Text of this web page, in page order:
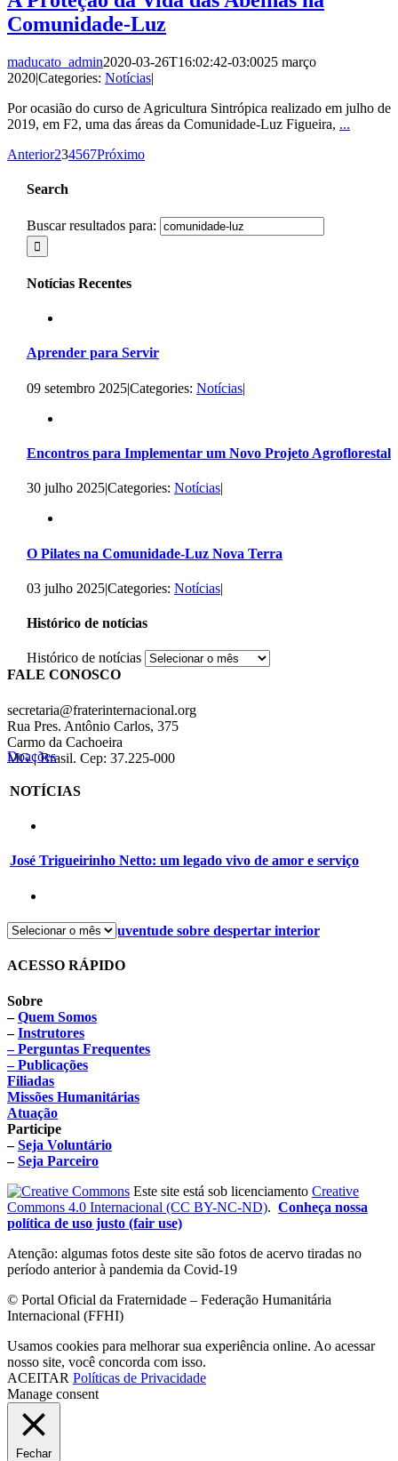
Comunidade-Luz
maducato_admin2020-03-26T16:02:42-03:0025 março
2020|Categories: Notícias|
Por ocasião do curso de Agricultura Sintrópica realizado em julho de
2019, em F2, uma das áreas da Comunidade-Luz Figueira, ...
Anterior234567Próximo
Search
Buscar resultados para:
Notícias Recentes
Aprender para Servir
09 setembro 2025|Categories: Notícias|
Encontros para Implementar um Novo Projeto Agroflorestal
30 julho 2025|Categories: Notícias|
O Pilates na Comunidade-Luz Nova Terra
03 julho 2025|Categories: Notícias|
Histórico de notícias
Histórico de notícias
FALE CONOSCO
secretaria@fraterinternacional.org
Rua Pres. Antônio Carlos, 375
Carmo da Cachoeira
MG | Brasil. Cep: 37.225-000
Doações
NOTÍCIAS
José Trigueirinho Netto: um legado vivo de amor e serviço
Encontro para a juventude sobre despertar interior
ACESSO RÁPIDO
Sobre
–Quem Somos
–Instrutores
– Perguntas Frequentes
– Publicações
Filiadas
Missões Humanitárias
Atuação
Participe
–Seja Voluntário
–Seja Parceiro
Este site está sob licenciamento Creative
Commons 4.0 Internacional (CC BY-NC-ND). Conheça nossa
política de uso justo (fair use)
Atenção: algumas fotos deste site são fotos de acervo tiradas no
período anterior à pandemia da Covid-19
© Portal Oficial da Fraternidade – Federação Humanitária
Internacional (FFHI)
Usamos cookies para melhorar sua experiência online. Ao acessar
nosso site, você concorda com isso.
ACEITAR Políticas de Privacidade
Manage consent
Fechar